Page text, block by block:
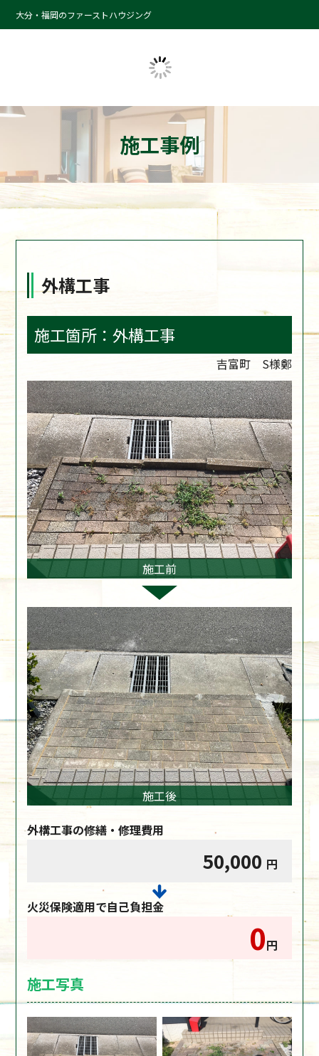
大分・福岡のファーストハウジング
施工事例
外構工事
施工箇所：外構工事
吉富町 S様鄭
施工前
施工後
外構工事の修繕・修理費用
50,000 円
火災保険適用で自己負担金
0円
施工写真